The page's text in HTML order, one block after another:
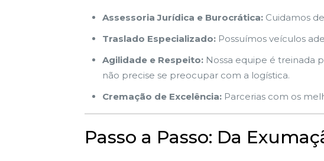
Assessoria Jurídica e Burocrática:Cuidamos
Traslado Especializado:Possuímos veículos
Agilidade e Respeito:Nossa equipe é treinada
não precise se preocupar com a logística.
Cremação de Excelência:Parcerias com os
Passo a Passo: Da